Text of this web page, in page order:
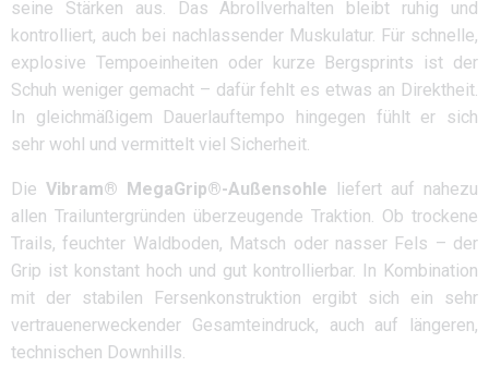
seine Stärken aus. Das Abrollverhalten bleibt ruhig und
kontrolliert, auch bei nachlassender Muskulatur. Für schnelle,
explosive Tempoeinheiten oder kurze Bergsprints ist der
Schuh weniger gemacht – dafür fehlt es etwas an Direktheit.
In gleichmäßigem Dauerlauftempo hingegen fühlt er sich
sehr wohl und vermittelt viel Sicherheit.
Die Vibram® MegaGrip®-Außensohle liefert auf nahezu
allen Trailuntergründen überzeugende Traktion. Ob trockene
Trails, feuchter Waldboden, Matsch oder nasser Fels – der
Grip ist konstant hoch und gut kontrollierbar. In Kombination
mit der stabilen Fersenkonstruktion ergibt sich ein sehr
vertrauenerweckender Gesamteindruck, auch auf längeren,
technischen Downhills.